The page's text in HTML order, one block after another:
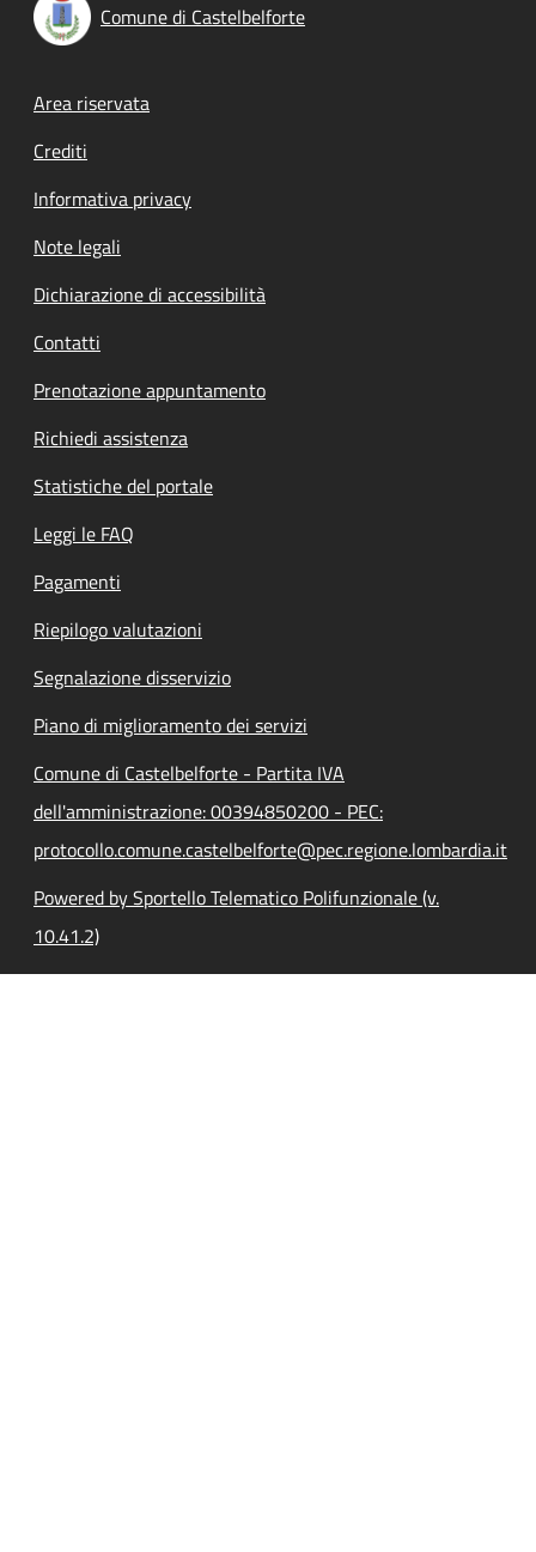
Comune di Castelbelforte
Footer menu
Area riservata
Crediti
Informativa privacy
Note legali
Dichiarazione di accessibilità
Contatti
Prenotazione appuntamento
Richiedi assistenza
Statistiche del portale
Leggi le FAQ
Pagamenti
Riepilogo valutazioni
Segnalazione disservizio
Piano di miglioramento dei servizi
Comune di Castelbelforte - Partita IVA
dell'amministrazione: 00394850200 - PEC:
protocollo.comune.castelbelforte@pec.regione.lombardia.it
Powered by Sportello Telematico Polifunzionale (v.
10.41.2)